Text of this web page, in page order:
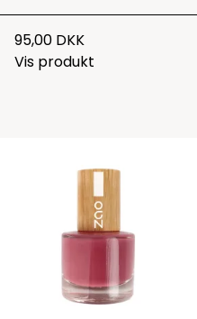
95,00 DKK
Vis produkt